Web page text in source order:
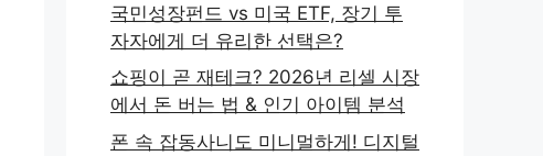
국민성장펀드 vs 미국 ETF, 장기 투
자자에게 더 유리한 선택은?
쇼핑이 곧 재테크? 2026년 리셀 시장
에서 돈 버는 법 & 인기 아이템 분석
폰 속 잡동사니도 미니멀하게! 디지털